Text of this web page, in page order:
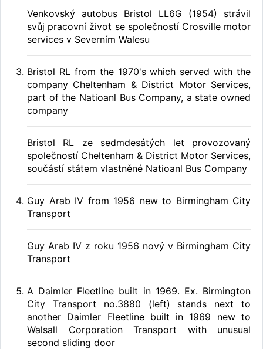
Venkovský autobus Bristol LL6G (1954) strávil
svůj pracovní život se společností Crosville motor
services v Severním Walesu
Bristol RL from the 1970's which served with the
company Cheltenham & District Motor Services,
part of the Natioanl Bus Company, a state owned
company
Bristol RL ze sedmdesátých let provozovaný
společností Cheltenham & District Motor Services,
součástí státem vlastněné Natioanl Bus Company
Guy Arab IV from 1956 new to Birmingham City
Transport
Guy Arab IV z roku 1956 nový v Birmingham City
Transport
A Daimler Fleetline built in 1969. Ex. Birmington
City Transport no.3880 (left) stands next to
another Daimler Fleetline built in 1969 new to
Walsall Corporation Transport with unusual
second sliding door